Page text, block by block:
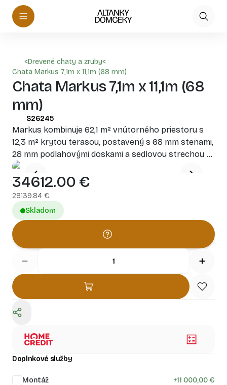
<Drevené chaty a zruby<
Chata Markus 7,1m x 11,1m (68 mm)
Chata Markus 7,1m x 11,1m (68
mm)
S26245
Markus kombinuje 62,1 m² vnútorného priestoru s
12,3 m² krytou terasou, postavený s 68 mm stenami,
28 mm podlahovými doskami a sedlovou strechou s
výškou 3,24 m. Dispozícia zahŕňa 2 spálne,
priestrannú obývaciu časť a kúpeľňu – ideálne na
celoročné užívanie.
34612.00€
28139.84 €
Skladom
Doplnkové služby
Montáž +11 000,00 €